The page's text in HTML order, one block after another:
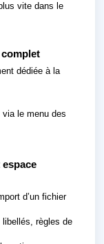
vite dans le
dédiée à la
via le menu des
d’un fichier
règles de